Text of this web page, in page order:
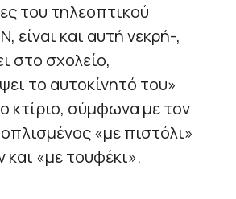
του τηλεοπτικού
είναι και αυτή νεκρή-,
στο σχολείο,
το αυτοκίνητό του»
κτίριο, σύμφωνα με τον
«με πιστόλι»
και «με τουφέκι».